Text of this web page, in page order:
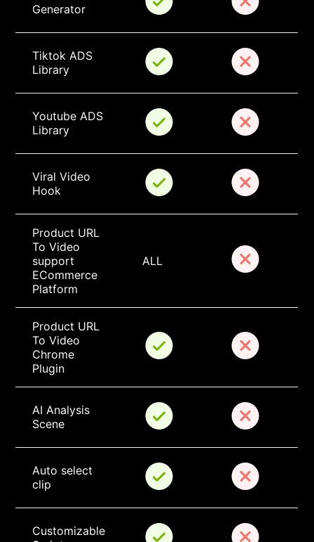
Generator
Tiktok ADS
Library
Youtube ADS
Library
Viral Video
Hook
Product URL
To Video
support
ECommerce
Platform
ALL
Product URL
To Video
Chrome
Plugin
AI Analysis
Scene
Auto select
clip
Customizable